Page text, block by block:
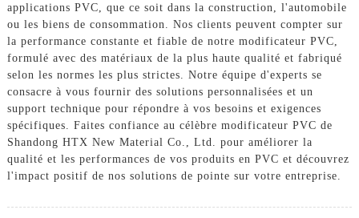
applications PVC, que ce soit dans la construction, l'automobile
ou les biens de consommation. Nos clients peuvent compter sur
la performance constante et fiable de notre modificateur PVC,
formulé avec des matériaux de la plus haute qualité et fabriqué
selon les normes les plus strictes. Notre équipe d'experts se
consacre à vous fournir des solutions personnalisées et un
support technique pour répondre à vos besoins et exigences
spécifiques. Faites confiance au célèbre modificateur PVC de
Shandong HTX New Material Co., Ltd. pour améliorer la
qualité et les performances de vos produits en PVC et découvrez
l'impact positif de nos solutions de pointe sur votre entreprise.